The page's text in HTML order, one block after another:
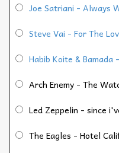
Joe Satriani - Always
Steve Vai - For The
Habib Koite & Bamada
Arch Enemy - The
Led Zeppelin - since
The Eagles - Hotel